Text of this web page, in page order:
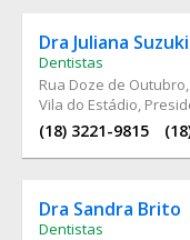
Dra Juliana
Dentistas
Rua Doze de Outubro
Vila do Estádio,
(18) 3221-9815
Dra Sandra Brito
Dentistas